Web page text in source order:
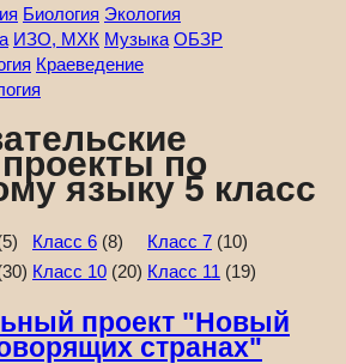
Биология Экология
ИЗО, МХК Музыка ОБЗР
Краеведение
по
языку 5 класс
Класс 6 (8) Класс 7 (10)
Класс 10 (20) Класс 11 (19)
проект "Новый
странах"